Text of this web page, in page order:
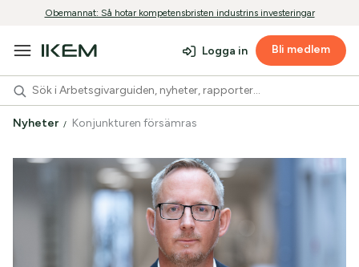
Obemannat: Så hotar kompetensbristen industrins investeringar
Logga in Bli medlem
Nyheter Konjunkturen försämras